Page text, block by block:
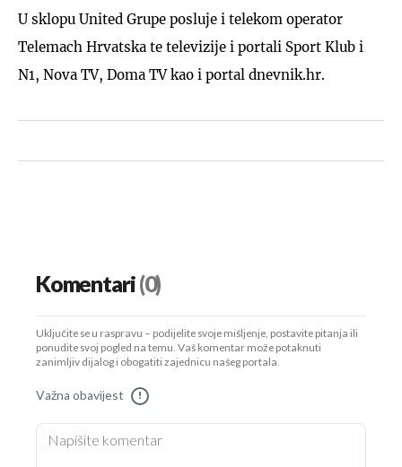
U sklopu United Grupe posluje i telekom operator
Telemach Hrvatska te televizije i portali Sport Klub i
N1, Nova TV, Doma TV kao i portal dnevnik.hr.
Komentari(0)
Uključite se u raspravu – podijelite svoje mišljenje, postavite pitanja ili
ponudite svoj pogled na temu. Vaš komentar može potaknuti
zanimljiv dijalog i obogatiti zajednicu našeg portala.
Važna obavijest !